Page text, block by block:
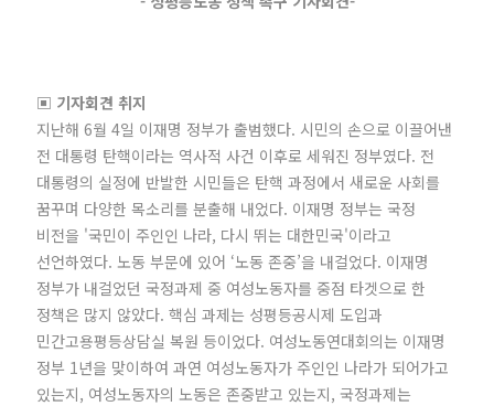
▣ 기자회견 취지
지난해 6월 4일 이재명 정부가 출범했다. 시민의 손으로 이끌어낸
전 대통령 탄핵이라는 역사적 사건 이후로 세워진 정부였다. 전
대통령의 실정에 반발한 시민들은 탄핵 과정에서 새로운 사회를
꿈꾸며 다양한 목소리를 분출해 내었다. 이재명 정부는 국정
비전을 '국민이 주인인 나라, 다시 뛰는 대한민국'이라고
선언하였다. 노동 부문에 있어 ‘노동 존중’을 내걸었다. 이재명
정부가 내걸었던 국정과제 중 여성노동자를 중점 타겟으로 한
정책은 많지 않았다. 핵심 과제는 성평등공시제 도입과
민간고용평등상담실 복원 등이었다. 여성노동연대회의는 이재명
정부 1년을 맞이하여 과연 여성노동자가 주인인 나라가 되어가고
있는지, 여성노동자의 노동은 존중받고 있는지, 국정과제는